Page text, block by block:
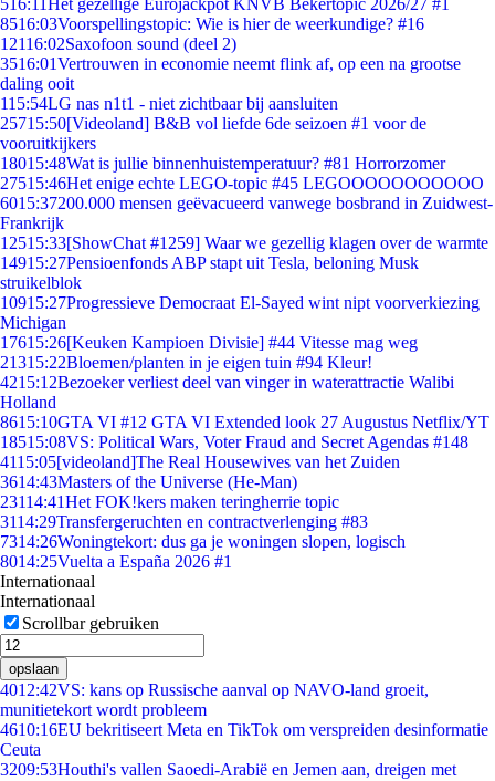
516:11Het gezellige Eurojackpot KNVB Bekertopic 2026/27 #1
8516:03Voorspellingstopic: Wie is hier de weerkundige? #16
12116:02Saxofoon sound (deel 2)
3516:01Vertrouwen in economie neemt flink af, op een na grootse
daling ooit
115:54LG nas n1t1 - niet zichtbaar bij aansluiten
25715:50[Videoland] B&B vol liefde 6de seizoen #1 voor de
vooruitkijkers
18015:48Wat is jullie binnenhuistemperatuur? #81 Horrorzomer
27515:46Het enige echte LEGO-topic #45 LEGOOOOOOOOOOO
6015:37200.000 mensen geëvacueerd vanwege bosbrand in Zuidwest-
Frankrijk
12515:33[ShowChat #1259] Waar we gezellig klagen over de warmte
14915:27Pensioenfonds ABP stapt uit Tesla, beloning Musk
struikelblok
10915:27Progressieve Democraat El-Sayed wint nipt voorverkiezing
Michigan
17615:26[Keuken Kampioen Divisie] #44 Vitesse mag weg
21315:22Bloemen/planten in je eigen tuin #94 Kleur!
4215:12Bezoeker verliest deel van vinger in waterattractie Walibi
Holland
8615:10GTA VI #12 GTA VI Extended look 27 Augustus Netflix/YT
18515:08VS: Political Wars, Voter Fraud and Secret Agendas #148
4115:05[videoland]The Real Housewives van het Zuiden
3614:43Masters of the Universe (He-Man)
23114:41Het FOK!kers maken teringherrie topic
3114:29Transfergeruchten en contractverlenging #83
7314:26Woningtekort: dus ga je woningen slopen, logisch
8014:25Vuelta a España 2026 #1
Internationaal
Internationaal
Scrollbar gebruiken
opslaan
4012:42VS: kans op Russische aanval op NAVO-land groeit,
munitietekort wordt probleem
4610:16EU bekritiseert Meta en TikTok om verspreiden desinformatie
Ceuta
3209:53Houthi's vallen Saoedi-Arabië en Jemen aan, dreigen met